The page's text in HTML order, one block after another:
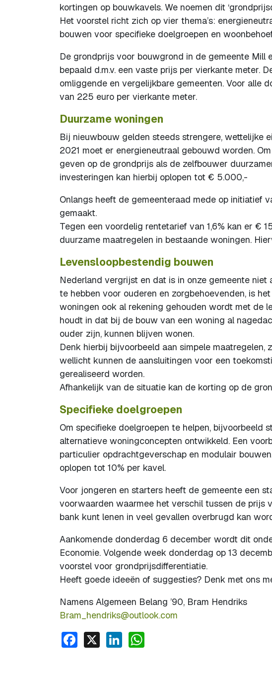
kortingen op bouwkavels. We noemen dit
Het voorstel richt zich op vier thema’s:
bouwen voor specifieke doelgroepen en
De grondprijs voor bouwgrond in de gemeente Mill
bepaald d.m.v. een vaste prijs per vierkante meter.
omliggende en vergelijkbare gemeenten. Voor alle
van 225 euro per vierkante meter.
Duurzame woningen
Bij nieuwbouw gelden steeds strengere, wettelijke
2021 moet er energieneutraal gebouwd worden.
geven op de grondprijs als de zelfbouwer
investeringen kan hierbij oplopen tot € 5.000,-
Onlangs heeft de gemeenteraad mede op initiatief
gemaakt.
Tegen een voordelig rentetarief van 1,6% kan er €
duurzame maatregelen in bestaande woningen.
Levensloopbestendig bouwen
Nederland vergrijst en dat is in onze gemeente
te hebben voor ouderen en zorgbehoevenden, is
woningen ook al rekening gehouden wordt met de
houdt in dat bij de bouw van een woning al
ouder zijn, kunnen blijven wonen.
Denk hierbij bijvoorbeeld aan simpele maatregelen,
wellicht kunnen de aansluitingen voor een
gerealiseerd worden.
Afhankelijk van de situatie kan de korting op de
Specifieke doelgroepen
Om specifieke doelgroepen te helpen, bijvoorbeeld
alternatieve woningconcepten ontwikkeld. Een
particulier opdrachtgeverschap en modulair
oplopen tot 10% per kavel.
Voor jongeren en starters heeft de gemeente een
voorwaarden waarmee het verschil tussen de prijs
bank kunt lenen in veel gevallen overbrugd kan
Aankomende donderdag 6 december wordt dit
Economie. Volgende week donderdag op 13
voorstel voor grondprijsdifferentiatie.
Heeft goede ideeën of suggesties? Denk met ons
Namens Algemeen Belang ’90, Bram Hendriks
Bram_hendriks@outlook.com
Facebook
X LinkedIn